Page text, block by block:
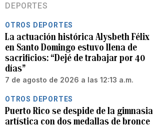
DEPORTES
OTROS DEPORTES
La actuación histórica Alysbeth Félix
en Santo Domingo estuvo llena de
sacrificios: “Dejé de trabajar por 40
días”
7 de agosto de 2026 a las 12:13 a.m.
OTROS DEPORTES
Puerto Rico se despide de la gimnasia
artística con dos medallas de bronce